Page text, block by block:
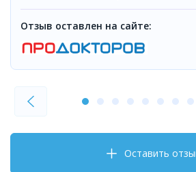
Отзыв оставлен на сайте:
Оставить